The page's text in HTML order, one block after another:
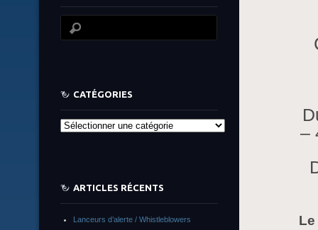
–
Le
CATÉGORIES
Catégories
ARTICLES RÉCENTS
Lanceurs d’alerte / Whistleblowers